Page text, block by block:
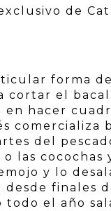
de
forma
el
hacer
comercializa
del
las
y lo
desde finales
el año